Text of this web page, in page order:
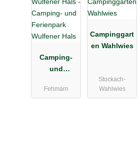
Camping-
und
Wulfener
Fehmarn
Campinggart
en Wahlwies
Stockach-
Wahlwies